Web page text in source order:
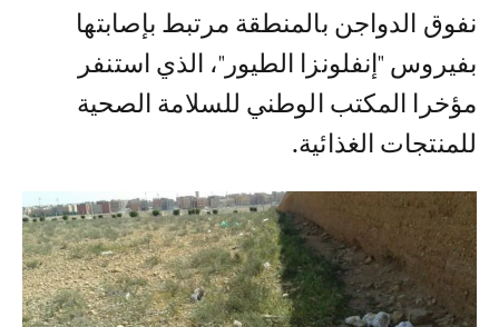
نفوق الدواجن بالمنطقة مرتبط بإصابتها
بفيروس "إنفلونزا الطيور"، الذي استنفر
مؤخرا المكتب الوطني للسلامة الصحية
للمنتجات الغذائية.